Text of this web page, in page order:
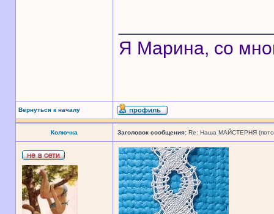
Я Марина, со
Вернуться к началу
Колючка Заголовок сообщения: Re: Наша МАЙСТЕРНЯ